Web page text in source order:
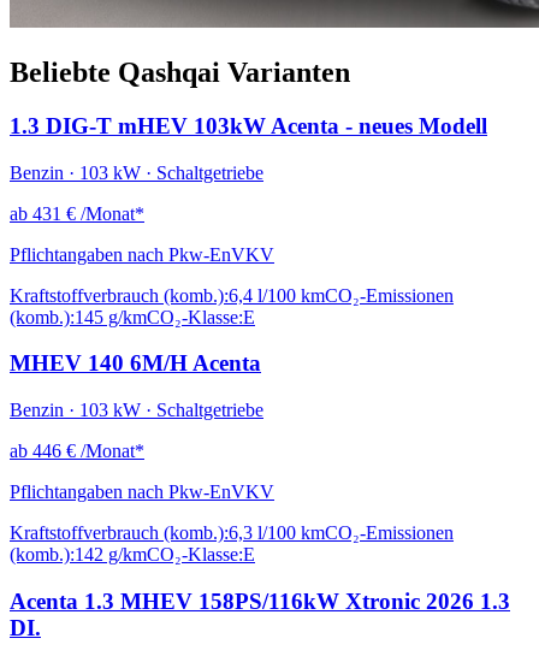
Beliebte Qashqai Varianten
1.3 DIG-T mHEV 103kW Acenta - neues Modell
Benzin · 103 kW · Schaltgetriebe
ab 431 € /Monat*
Pflichtangaben nach Pkw-EnVKV
Kraftstoffverbrauch (komb.):6,4 l/100 kmCO₂-Emissionen
(komb.):145 g/kmCO₂-Klasse:E
MHEV 140 6M/H Acenta
Benzin · 103 kW · Schaltgetriebe
ab 446 € /Monat*
Pflichtangaben nach Pkw-EnVKV
Kraftstoffverbrauch (komb.):6,3 l/100 kmCO₂-Emissionen
(komb.):142 g/kmCO₂-Klasse:E
Acenta 1.3 MHEV 158PS/116kW Xtronic 2026 1.3
DI.